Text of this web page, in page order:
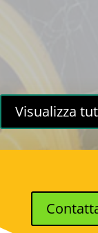
Visualizza